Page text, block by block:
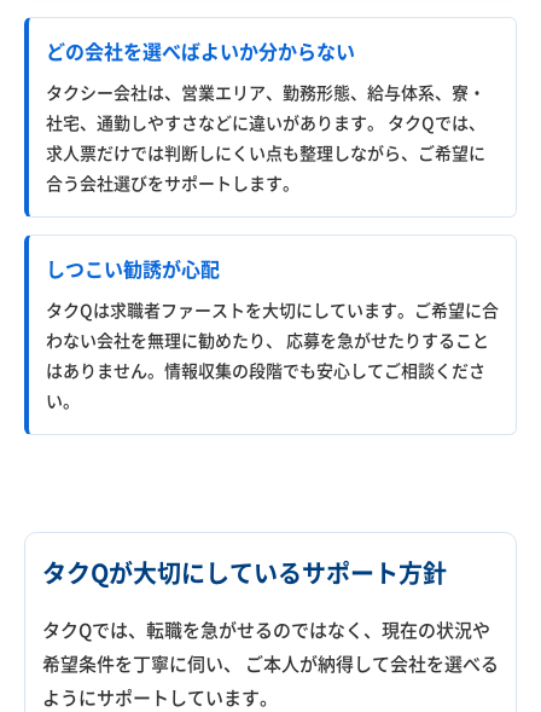
どの会社を選べばよいか分からない
タクシー会社は、営業エリア、勤務形態、給与体系、寮・
社宅、通勤しやすさなどに違いがあります。 タクQでは、
求人票だけでは判断しにくい点も整理しながら、ご希望に
合う会社選びをサポートします。
しつこい勧誘が心配
タクQは求職者ファーストを大切にしています。ご希望に合
わない会社を無理に勧めたり、 応募を急がせたりすること
はありません。情報収集の段階でも安心してご相談くださ
い。
タクQが大切にしているサポート方針
タクQでは、転職を急がせるのではなく、現在の状況や
希望条件を丁寧に伺い、 ご本人が納得して会社を選べる
ようにサポートしています。